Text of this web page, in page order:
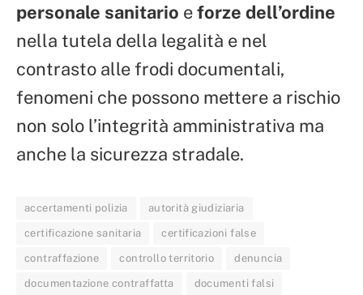
personale sanitario eforze dell’ordine
nella tutela della legalità e nel
contrasto alle frodi documentali,
fenomeni che possono mettere a rischio
non solo l’integrità amministrativa ma
anche la sicurezza stradale.
accertamenti polizia autorità giudiziaria
certificazione sanitaria certificazioni false
contraffazione controllo territorio denuncia
documentazione contraffatta documenti falsi